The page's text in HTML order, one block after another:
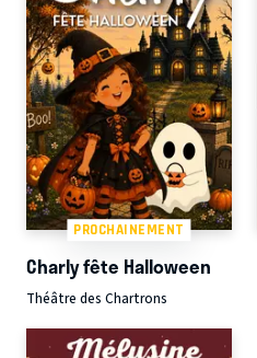
PROCHAINEMENT
Charly fête Halloween
Théâtre des Chartrons